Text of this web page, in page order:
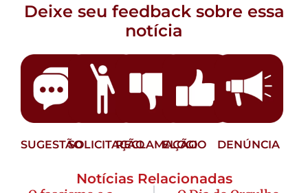
Deixe seu feedback sobre essa
notícia
SUGESTÃOSOLICITAÇÃORECLAMAÇÃO
ELOGIO DENÚNCIA
Notícias Relacionadas